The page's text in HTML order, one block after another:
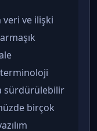
veri ve ilişki
sürdürülebilir
birçok